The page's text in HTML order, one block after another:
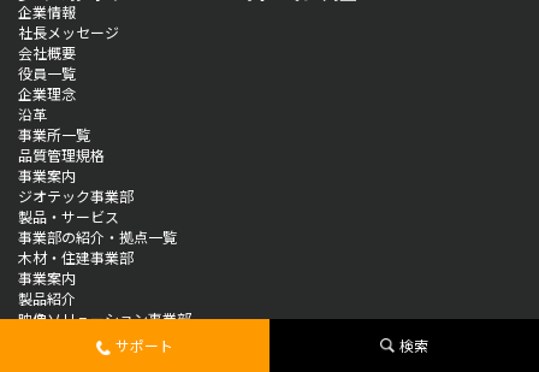
企業情報
社長メッセージ
会社概要
役員一覧
企業理念
沿革
事業所一覧
品質管理規格
事業案内
ジオテック事業部
製品・サービス
事業部の紹介・拠点一覧
木材・住建事業部
事業案内
製品紹介
映像ソリューション事業部
ソリューション
サポート 検索